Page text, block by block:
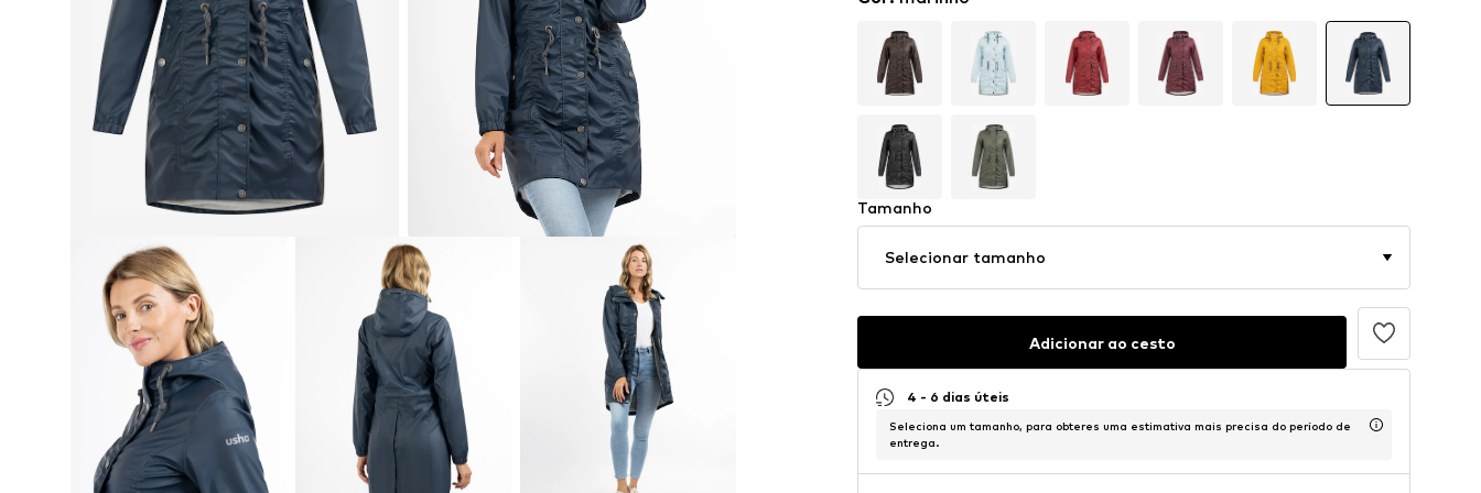
Tamanho
Selecionar tamanho
Adicionar ao cesto
4 - 6 dias úteis
Seleciona um tamanho, para obteres uma estimativa mais precisa do período de
entrega.